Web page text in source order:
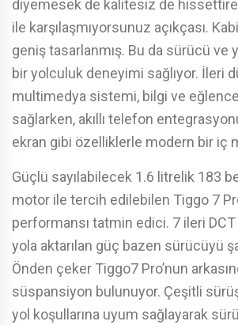
diyemesek de kalitesiz de
ile karşılaşmıyorsunuz açıkçası.
geniş tasarlanmış. Bu da sürücü ve
bir yolculuk deneyimi sağlıyor. İleri
multimedya sistemi, bilgi ve
sağlarken, akıllı telefon
ekran gibi özelliklerle modern bir iç
Güçlü sayılabilecek 1.6 litrelik 183
motor ile tercih edilebilen Tiggo 7
performansı tatmin edici. 7 ileri DCT
yola aktarılan güç bazen sürücüyü
Önden çeker Tiggo7 Pro’nun
süspansiyon bulunuyor. Çeşitli sürüş
yol koşullarına uyum sağlayarak